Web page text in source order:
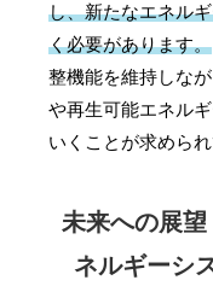
し、新たなエネル
く必要があります。
整機能を維持しな
や再生可能エネル
いくことが求められ
未来への展
ネルギーシ